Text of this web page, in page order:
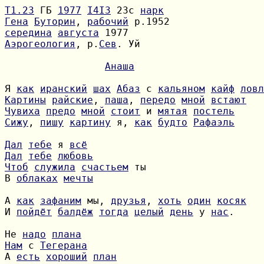
Т1.23 ГБ 1977 I4I3 23с нарк
Гена
Буторин , рабочий
середина
августа
Аэрогеология , р. Сев . Уй
Анаша
Я как иранский шах Абаз с кальяном кайф
Картины
райские , паша , передо мной
встают
Чувиха
предо мной стоит и мятая
постель
Сижу , пишу картину я, как будто
Рафаэль
Дал
тебе я всё
Дал
тебе любовь
Чтоб
служила счастьем
В облаках мечты
А как зафаним мы, друзья , хоть один
косяк
И пойдёт балдёж тогда целый день у нас .
Не надо
плана
Нам с Тегерана
А есть хороший
план